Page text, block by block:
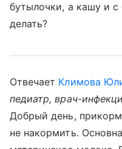
бутылочки, а кашу и с
делать?
Отвечает Климова
педиатр, врач-
Добрый день,
не накормить.